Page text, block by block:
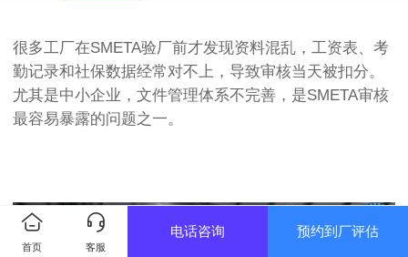
很多工厂在SMETA验厂前才发现资料混乱，工资表、考
勤记录和社保数据经常对不上，导致审核当天被扣分。
尤其是中小企业，文件管理体系不完善，是SMETA审核
最容易暴露的问题之一。
首页 客服
电话咨询 预约到厂评估